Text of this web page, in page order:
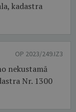
kadastra
OP 2023/249.IZ3
nekustamā
Nr. 1300